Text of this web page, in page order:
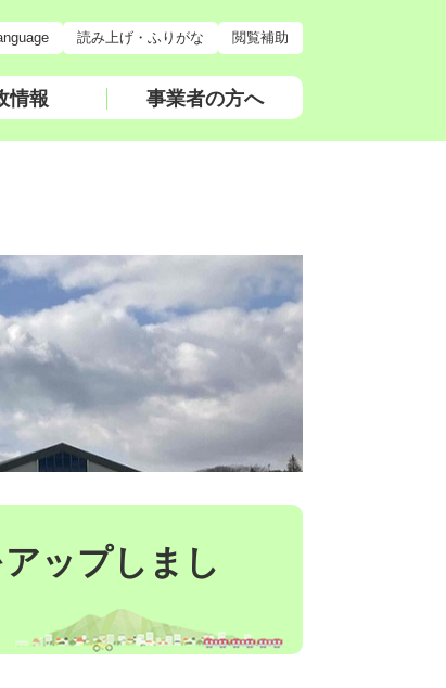
読み上げ・ふりがな 閲覧補助
情報 事業者の方へ
ップしまし